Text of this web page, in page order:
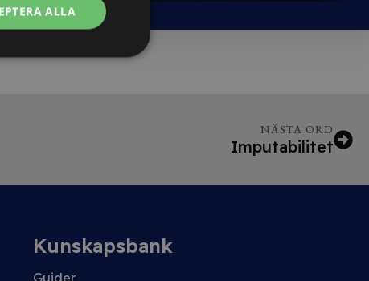
NÄSTA ORD
Imputabilitet
Kunskapsbank
Guider
ALLA